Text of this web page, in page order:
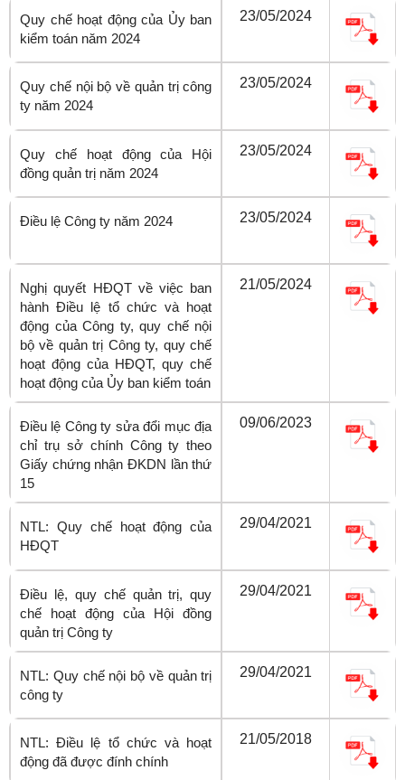
Quy chế hoạt động của Ủy ban
kiểm toán năm 2024
23/05/2024
Quy chế nội bộ về quản trị công
ty năm 2024
23/05/2024
Quy chế hoạt động của Hội
đồng quản trị năm 2024
23/05/2024
Điều lệ Công ty năm 2024 23/05/2024
Nghị quyết HĐQT về việc ban
hành Điều lệ tổ chức và hoạt
động của Công ty, quy chế nội
bộ về quản trị Công ty, quy chế
hoạt động của HĐQT, quy chế
hoạt động của Ủy ban kiểm toán
21/05/2024
Điều lệ Công ty sửa đổi mục địa
chỉ trụ sở chính Công ty theo
Giấy chứng nhận ĐKDN lần thứ
15
09/06/2023
NTL: Quy chế hoạt động của
HĐQT
29/04/2021
Điều lệ, quy chế quản trị, quy
chế hoạt động của Hội đồng
quản trị Công ty
29/04/2021
NTL: Quy chế nội bộ về quản trị
công ty
29/04/2021
NTL: Điều lệ tổ chức và hoạt
động đã được đính chính
21/05/2018